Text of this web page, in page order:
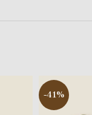
-41%